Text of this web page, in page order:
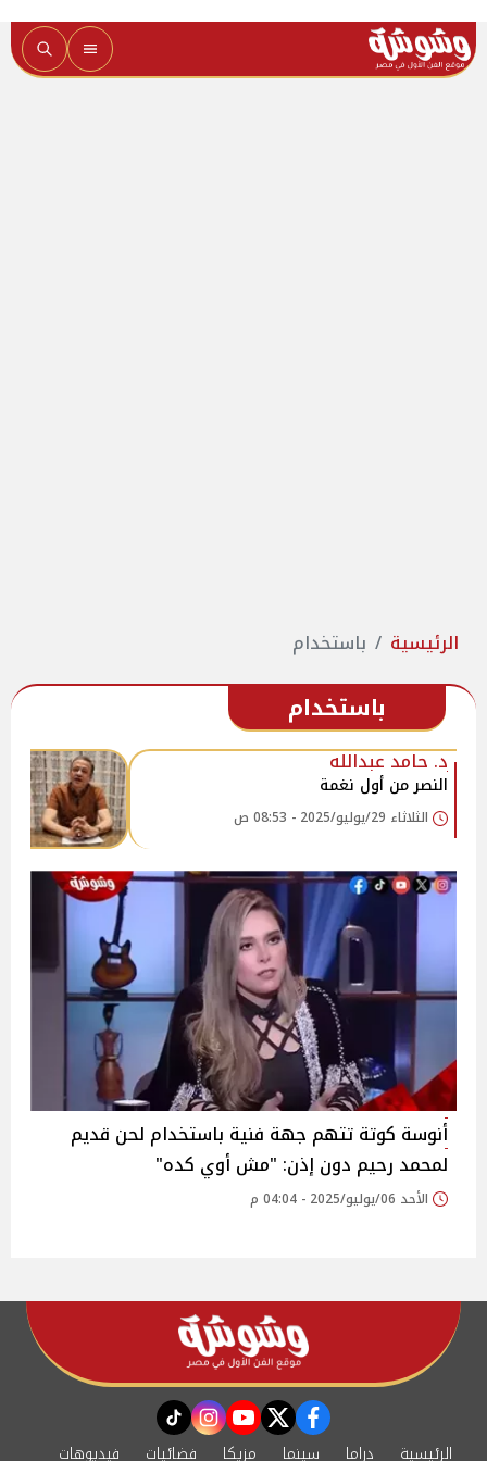
الرئيسية باستخدام
باستخدام
د. حامد عبدالله
النصر من أول نغمة
الثلاثاء 29/يوليو/2025 - 08:53 ص
أنوسة كوتة تتهم جهة فنية باستخدام لحن قديم
لمحمد رحيم دون إذن: "مش أوي كده"‎
الأحد 06/يوليو/2025 - 04:04 م
facebook
twitter
youtube
instagram
tiktok
الرئيسية دراما سينما مزيكا فضائيات فيديوهات